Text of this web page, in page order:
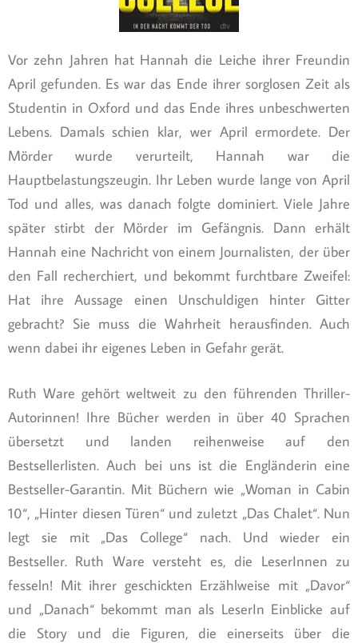
Vor zehn Jahren hat Hannah die Leiche ihrer Freundin
April gefunden. Es war das Ende ihrer sorglosen Zeit als
Studentin in Oxford und das Ende ihres unbeschwerten
Lebens. Damals schien klar, wer April ermordete. Der
Mörder wurde verurteilt, Hannah war die
Hauptbelastungszeugin. Ihr Leben wurde lange von April
Tod und alles, was danach folgte dominiert. Viele Jahre
später stirbt der Mörder im Gefängnis. Dann erhält
Hannah eine Nachricht von einem Journalisten, der über
den Fall recherchiert, und bekommt furchtbare Zweifel:
Hat ihre Aussage einen Unschuldigen hinter Gitter
gebracht? Sie muss die Wahrheit herausfinden. Auch
wenn dabei ihr eigenes Leben in Gefahr gerät.
Ruth Ware gehört weltweit zu den führenden Thriller-
Autorinnen! Ihre Bücher werden in über 40 Sprachen
übersetzt und landen reihenweise auf den
Bestsellerlisten. Auch bei uns ist die Engländerin eine
Bestseller-Garantin. Mit Büchern wie „Woman in Cabin
10“, „Hinter diesen Türen“ und zuletzt „Das Chalet“. Nun
legt sie mit „Das College“ nach. Und wieder ein
Bestseller. Ruth Ware versteht es, die LeserInnen zu
fesseln! Mit ihrer geschickten Erzählweise mit „Davor“
und „Danach“ bekommt man als LeserIn Einblicke auf
die Story und die Figuren, die einerseits über die